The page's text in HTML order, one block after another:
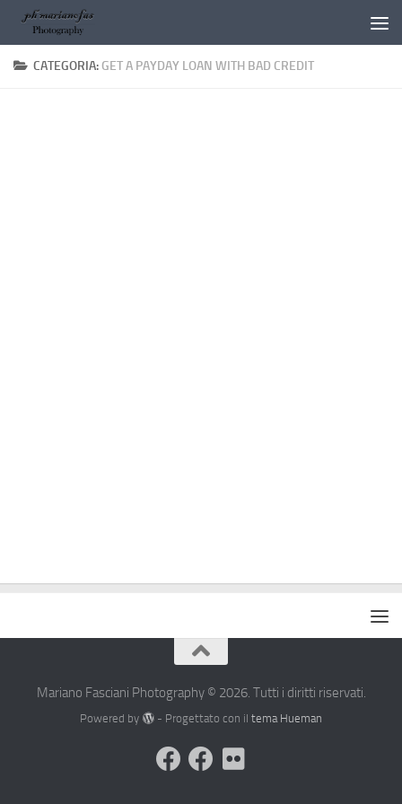
Salta al contenuto
CATEGORIA: GET A PAYDAY LOAN WITH BAD CREDIT
Mariano Fasciani Photography © 2026. Tutti i diritti riservati.
Powered by - Progettato con il tema Hueman